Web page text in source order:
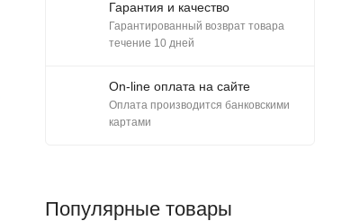
Гарантия и качество
Гарантированный возврат товара
течение 10 дней
On-line оплата на сайте
Оплата производится банковскими
картами
Популярные товары